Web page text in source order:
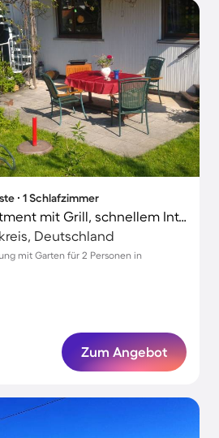
∙ 1 Schlafzimmer
Charmantes Apartment mit Grill, schnellem Internet und Terrasse | Gartenblick
Deutschland
mit Garten für 2 Personen in
Zum Angebot